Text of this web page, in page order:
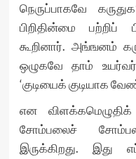
நெருப்பாகவே
பிறிதின்மை
கூறினார். அங்ஙனம்
ஒழுகவே தாம்
‘குடியைக் குடியாக
என விளக்கமெழுதிக்
சோம்பலைச்
இருக்கிறது. இது